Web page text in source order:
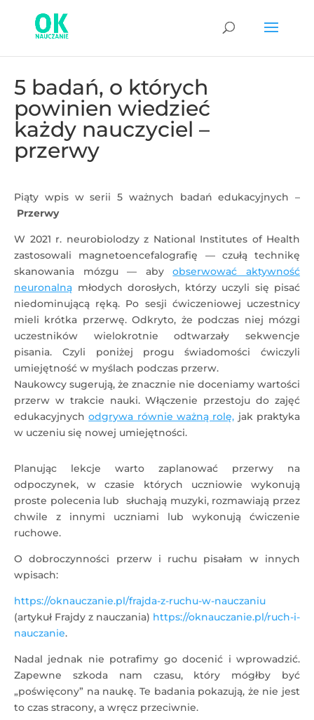
5 badań, o których
powinien wiedzieć
każdy nauczyciel –
przerwy
Piąty wpis w serii 5 ważnych badań edukacyjnych –
Przerwy
W 2021 r. neurobiolodzy z National Institutes of Health
zastosowali magnetoencefalografię — czułą technikę
skanowania mózgu — abyobserwować aktywność
neuronalną młodych dorosłych, którzy uczyli się pisać
niedominującą ręką. Po sesji ćwiczeniowej uczestnicy
mieli krótka przerwę. Odkryto, że podczas niej mózgi
uczestników wielokrotnie odtwarzały sekwencje
pisania. Czyli poniżej progu świadomości ćwiczyli
umiejętność w myślach podczas przerw.
Naukowcy sugerują, że znacznie nie doceniamy wartości
przerw w trakcie nauki. Włączenie przestoju do zajęć
edukacyjnychodgrywa równie ważną rolę, jak praktyka
w uczeniu się nowej umiejętności.
Planując lekcje warto zaplanować przerwy na
odpoczynek, w czasie których uczniowie wykonują
proste polecenia lub słuchają muzyki, rozmawiają przez
chwile z innymi uczniami lub wykonują ćwiczenie
ruchowe.
O dobroczynności przerw i ruchu pisałam w innych
wpisach:
https://oknauczanie.pl/frajda-z-ruchu-w-nauczaniu
(artykuł Frajdy z nauczania) https://oknauczanie.pl/ruch-i-
nauczanie.
Nadal jednak nie potrafimy go docenić i wprowadzić.
Zapewne szkoda nam czasu, który mógłby być
„poświęcony” na naukę. Te badania pokazują, że nie jest
to czas stracony, a wręcz przeciwnie.